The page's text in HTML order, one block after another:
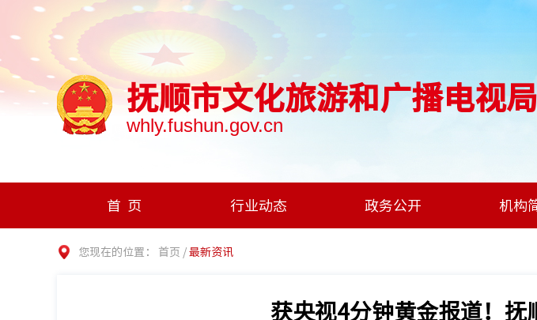
抚顺市文化旅游和广播电视局
whly.fushun.gov.cn
首页 行业动态 政务公开 机构
您现在的位置： 首页 /最新资讯
获央视4分钟黄金报道！